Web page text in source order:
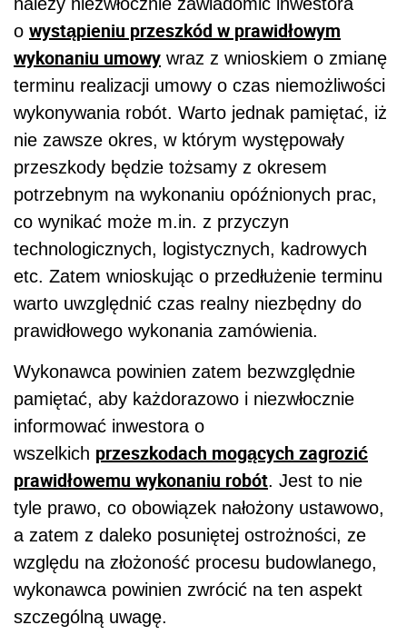
o wystąpieniu przeszkód w prawidłowym
wykonaniu umowy wraz z wnioskiem o zmianę
terminu realizacji umowy o czas niemożliwości
wykonywania robót. Warto jednak pamiętać, iż
nie zawsze okres, w którym występowały
przeszkody będzie tożsamy z okresem
potrzebnym na wykonaniu opóźnionych prac,
co wynikać może m.in. z przyczyn
technologicznych, logistycznych, kadrowych
etc. Zatem wnioskując o przedłużenie terminu
warto uwzględnić czas realny niezbędny do
prawidłowego wykonania zamówienia.
Wykonawca powinien zatem bezwzględnie
pamiętać, aby każdorazowo i niezwłocznie
informować inwestora o
wszelkich przeszkodach mogących zagrozić
prawidłowemu wykonaniu robót. Jest to nie
tyle prawo, co obowiązek nałożony ustawowo,
a zatem z daleko posuniętej ostrożności, ze
względu na złożoność procesu budowlanego,
wykonawca powinien zwrócić na ten aspekt
szczególną uwagę.